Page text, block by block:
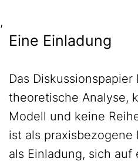
,
Eine Einladung
Das
theoretische Analyse,
Modell und keine
ist als praxisbezogene
als Einladung, sich